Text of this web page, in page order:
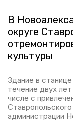
В
округе
культуры
Здание в
течение двух
числе с
администрации